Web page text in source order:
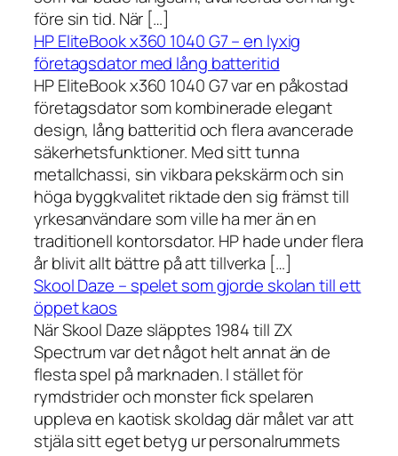
före sin tid. När […]
HP EliteBook x360 1040 G7 – en lyxig
företagsdator med lång batteritid
HP EliteBook x360 1040 G7 var en påkostad
företagsdator som kombinerade elegant
design, lång batteritid och flera avancerade
säkerhetsfunktioner. Med sitt tunna
metallchassi, sin vikbara pekskärm och sin
höga byggkvalitet riktade den sig främst till
yrkesanvändare som ville ha mer än en
traditionell kontorsdator. HP hade under flera
år blivit allt bättre på att tillverka […]
Skool Daze – spelet som gjorde skolan till ett
öppet kaos
När Skool Daze släpptes 1984 till ZX
Spectrum var det något helt annat än de
flesta spel på marknaden. I stället för
rymdstrider och monster fick spelaren
uppleva en kaotisk skoldag där målet var att
stjäla sitt eget betyg ur personalrummets